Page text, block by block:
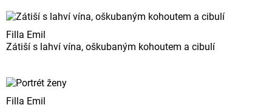
Filla Emil
Zátiší s lahví vína, oškubaným kohoutem a cibulí
Filla Emil